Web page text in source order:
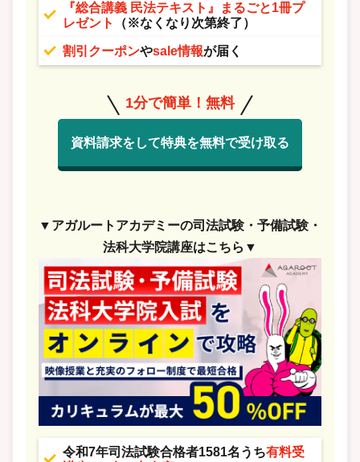
『総合講義 民法テキスト』まるごと1冊プ
レゼント
（※なくなり次第終了）
割引クーポンやsale情報が届く
1分で簡単！無料
資料請求をして特典を無料で受け取る
▼アガルートアカデミーの司法試験・予備試験・
法科大学院講座はこちら▼
令和7年司法試験合格者1581名うち有料受